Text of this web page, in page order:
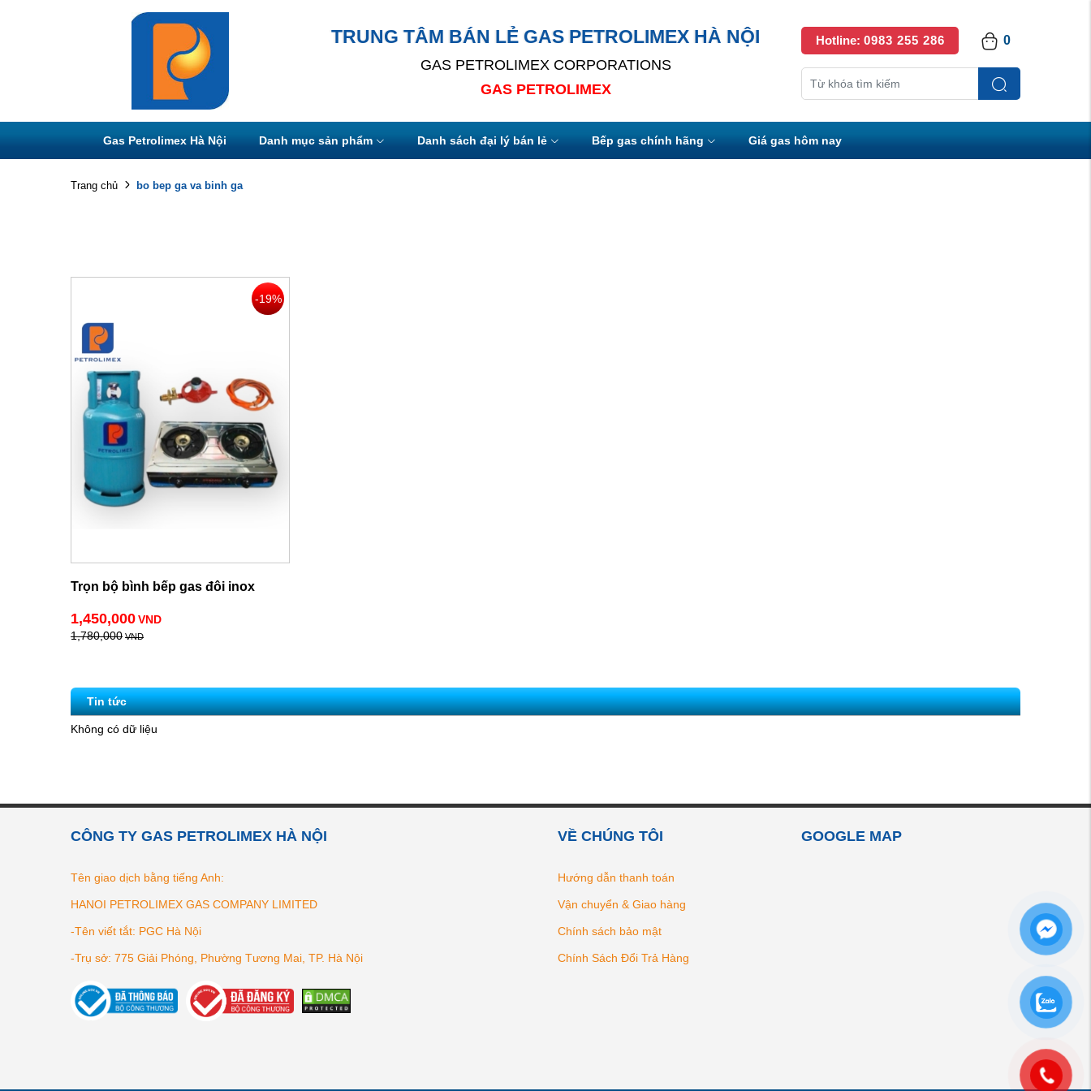
TRUNG TÂM BÁN LẺ GAS PETROLIMEX HÀ NỘI
GAS PETROLIMEX CORPORATIONS
GAS PETROLIMEX
Hotline: 0983 255 286 0
Gas Petrolimex Hà Nội Danh mục sản phẩm Danh sách đại lý bán lẻ Bếp gas chính hãng Giá gas hôm nay
Trang chủ bo bep ga va binh ga
-19%
Trọn bộ bình bếp gas đôi inox
1,450,000 VND
1,780,000 VND
Tin tức
Không có dữ liệu
CÔNG TY GAS PETROLIMEX HÀ NỘI
Tên giao dịch bằng tiếng Anh:
HANOI PETROLIMEX GAS COMPANY LIMITED
-Tên viết tắt: PGC Hà Nội
-Trụ sở: 775 Giải Phóng, Phường Tương Mai, TP. Hà Nội
VỀ CHÚNG TÔI
Hướng dẫn thanh toán
Vận chuyển & Giao hàng
Chính sách bảo mật
Chính Sách Đổi Trả Hàng
GOOGLE MAP